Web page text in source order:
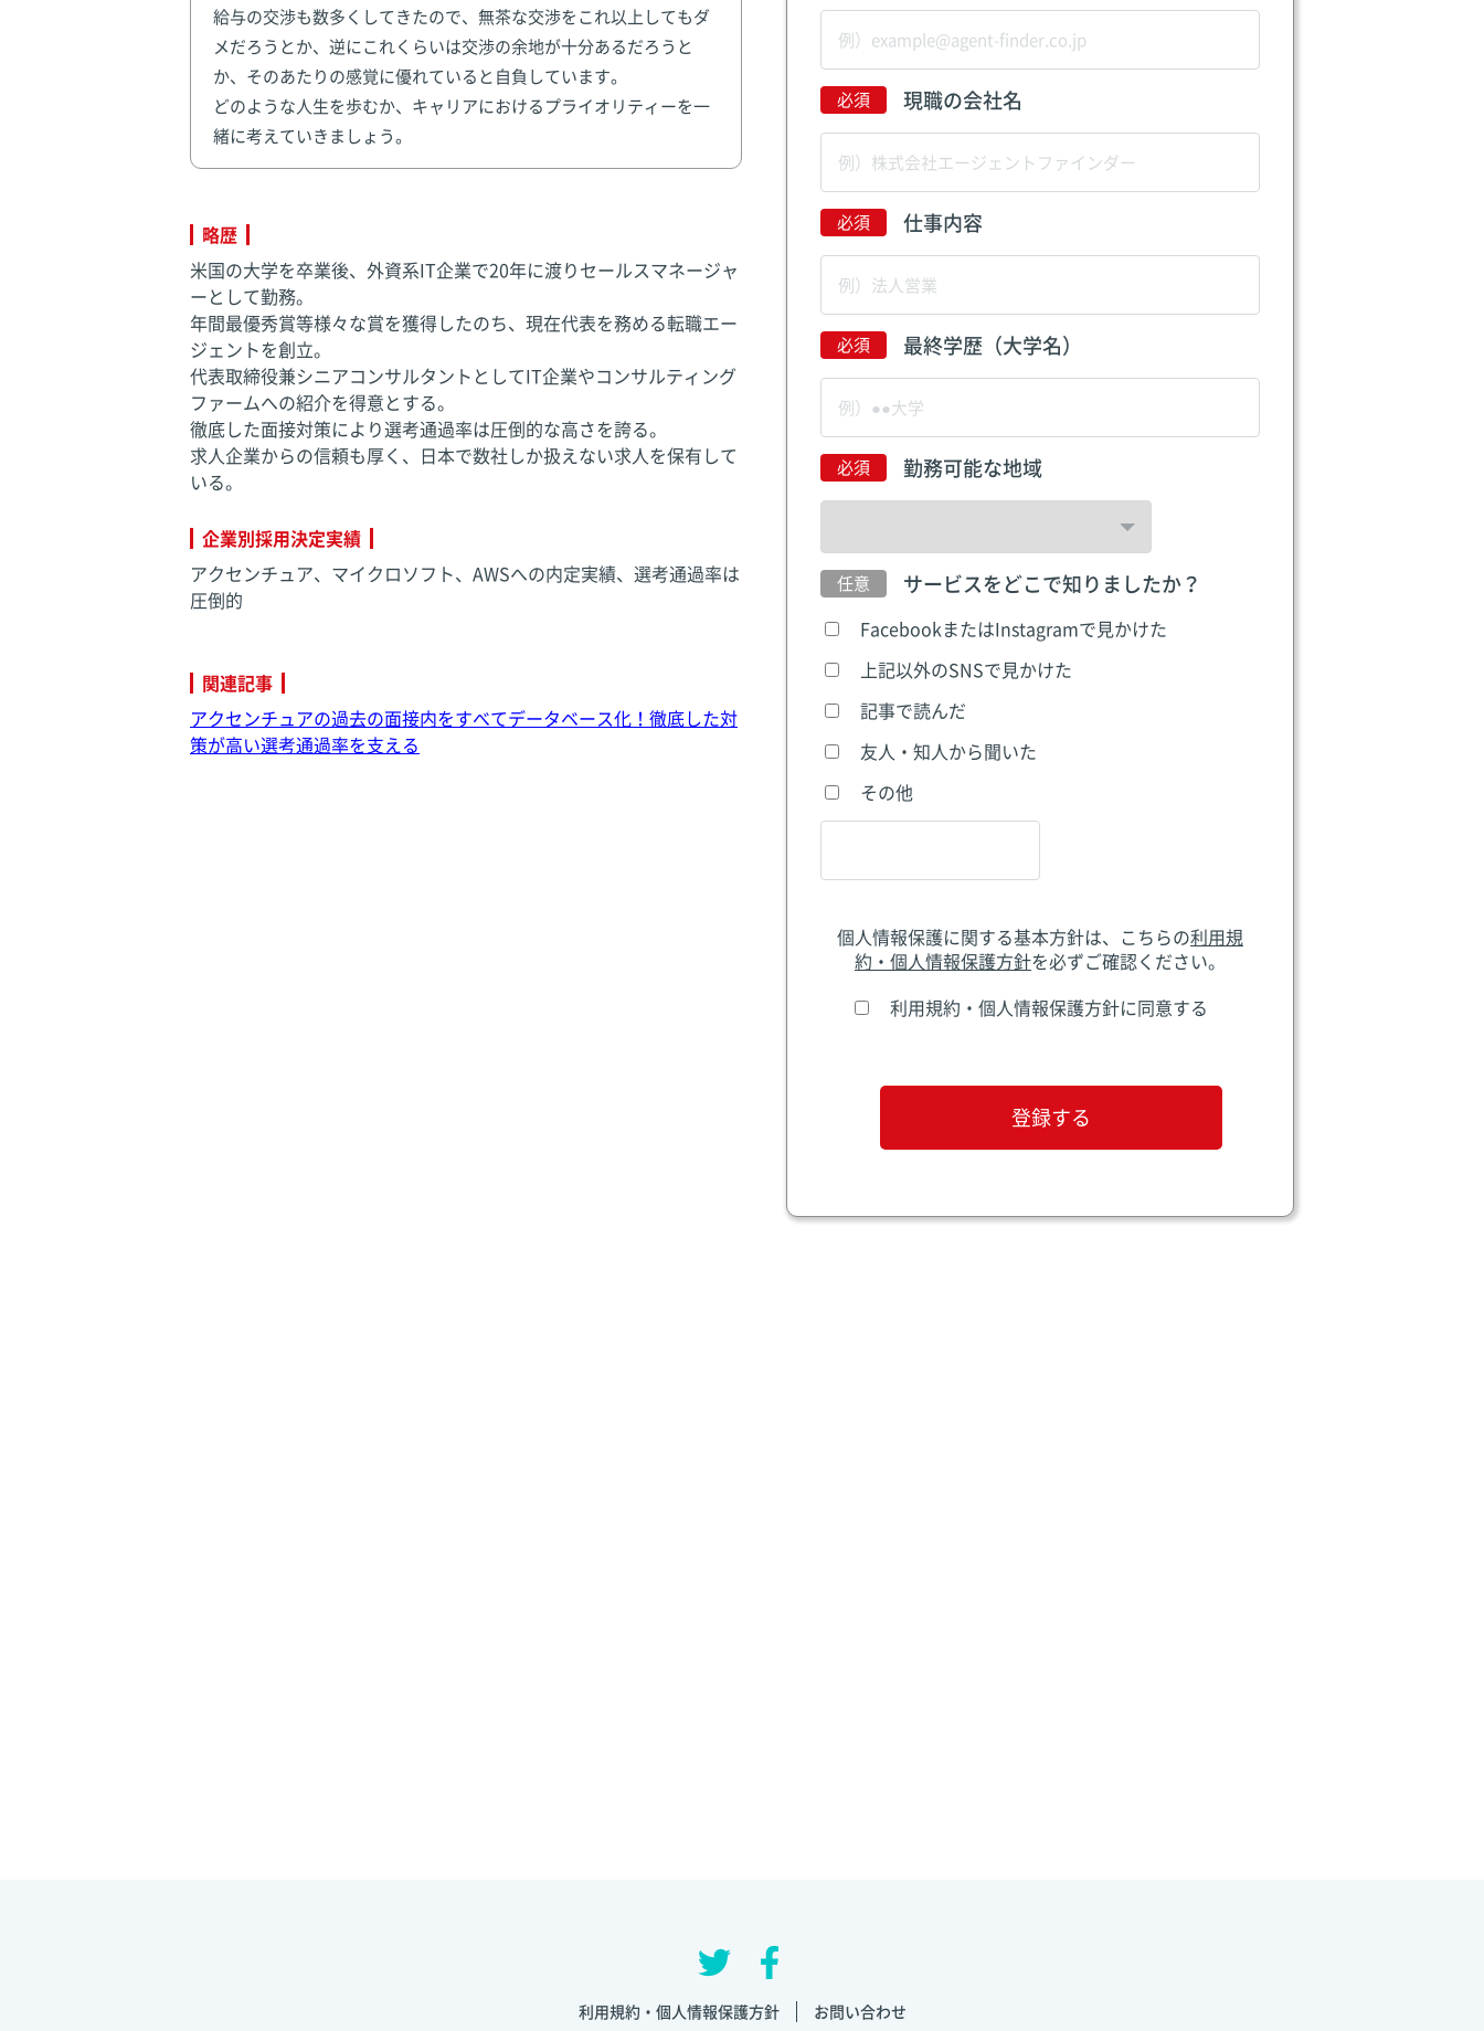
給与の交渉も数多くしてきたので、無茶な交渉をこれ以上してもダ
メだろうとか、逆にこれくらいは交渉の余地が十分あるだろうと
か、そのあたりの感覚に優れていると自負しています。
どのような人生を歩むか、キャリアにおけるプライオリティーを一
緒に考えていきましょう。
略歴
米国の大学を卒業後、外資系IT企業で20年に渡りセールスマネージャ
ーとして勤務。
年間最優秀賞等様々な賞を獲得したのち、現在代表を務める転職エー
ジェントを創立。
代表取締役兼シニアコンサルタントとしてIT企業やコンサルティング
ファームへの紹介を得意とする。
徹底した面接対策により選考通過率は圧倒的な高さを誇る。
求人企業からの信頼も厚く、日本で数社しか扱えない求人を保有して
いる。
企業別採用決定実績
アクセンチュア、マイクロソフト、AWSへの内定実績、選考通過率は
圧倒的
関連記事
アクセンチュアの過去の面接内をすべてデータベース化！徹底した対
策が高い選考通過率を支える
現職の会社名
仕事内容
最終学歴（大学名）
勤務可能な地域
サービスをどこで知りましたか？
FacebookまたはInstagramで見かけた
上記以外のSNSで見かけた
記事で読んだ
友人・知人から聞いた
その他
個人情報保護に関する基本方針は、こちらの利用規
約・個人情報保護方針を必ずご確認ください。
利用規約・個人情報保護方針に同意する
利用規約・個人情報保護方針 お問い合わせ